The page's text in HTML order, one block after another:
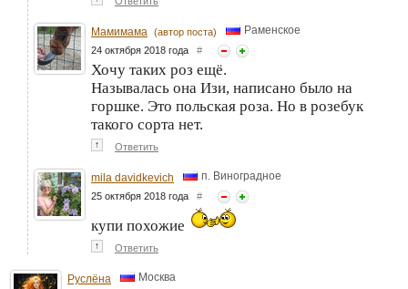
Мамимама (автор поста) Раменское
24 октября 2018 года #
Хочу таких роз ещё.
Называлась она Изи, написано было на
горшке. Это польская роза. Но в розебук
такого сорта нет.
↑ Ответить
mila davidkevich п. Виноградное
25 октября 2018 года #
купи похожие
↑ Ответить
Руслёна Москва